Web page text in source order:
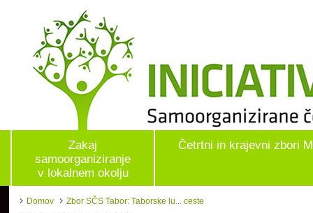
Zakaj
samoorganiziranje
v lokalnem okolju
Četrtni in krajevni zbori
Domov
Zbor SČS Tabor: Taborske lu... ceste